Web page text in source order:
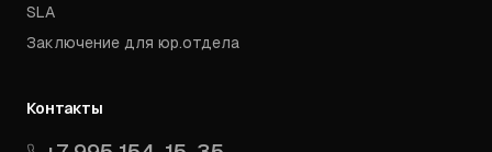
SLA
Заключение для юр.отдела
Контакты